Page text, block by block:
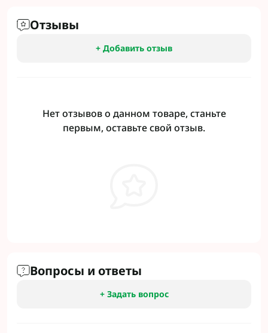
Отзывы
+ Добавить отзыв
Нет отзывов о данном товаре, станьте
первым, оставьте свой отзыв.
Вопросы и ответы
+ Задать вопрос